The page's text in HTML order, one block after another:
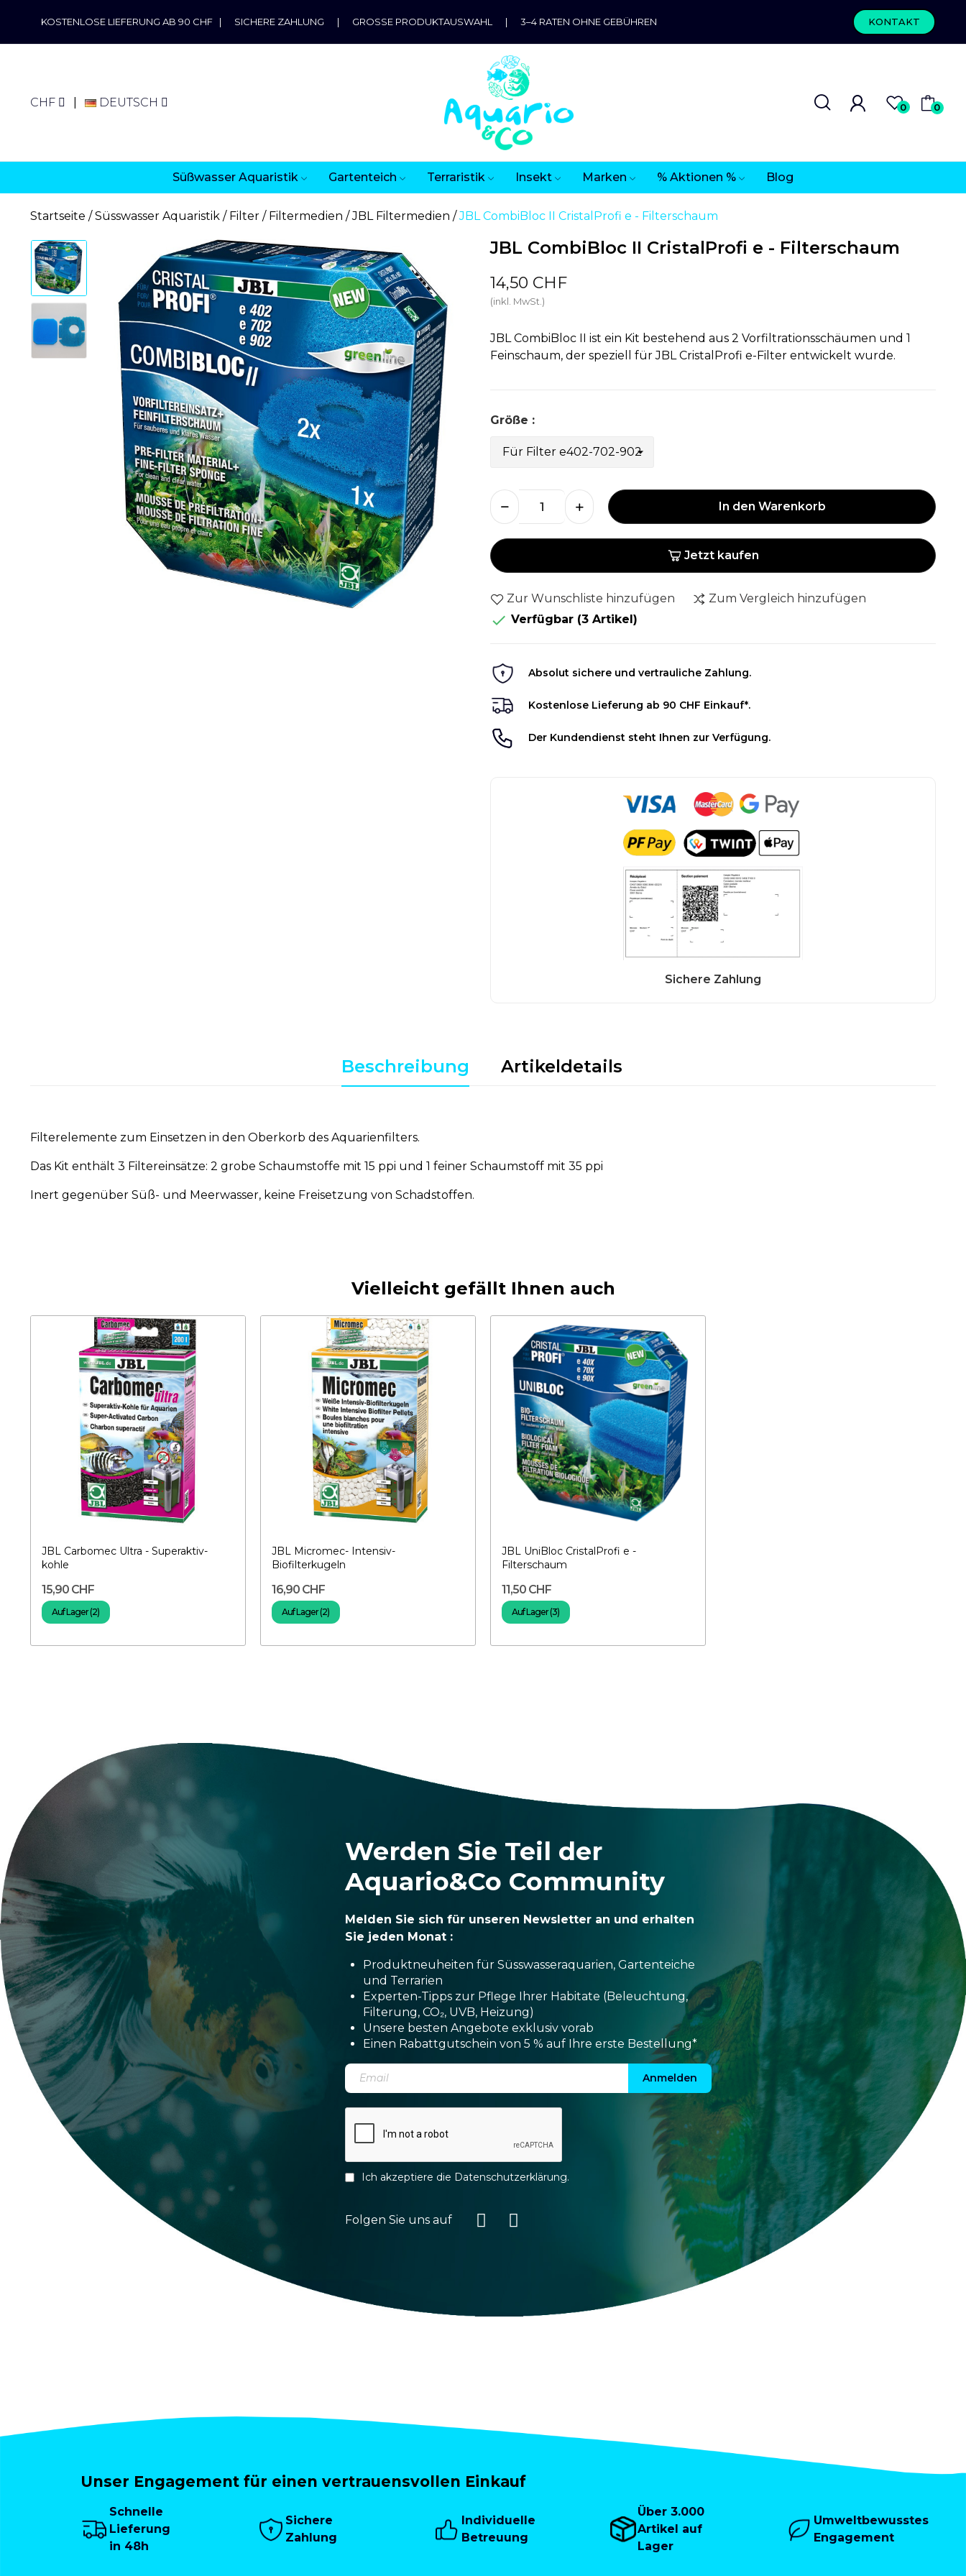
KOSTENLOSE LIEFERUNG AB 90 CHF | SICHERE ZAHLUNG | GROSSE PRODUKTAUSWAHL | 3–4 RATEN OHNE GEBÜHREN KONTAKT
CHF DEUTSCH 0 0
Süßwasser Aquaristik Gartenteich Terraristik Insekt Marken % Aktionen % Blog
Startseite Süsswasser Aquaristik Filter Filtermedien JBL Filtermedien JBL CombiBloc II CristalProfi e - Filterschaum
JBL CombiBloc II CristalProfi e - Filterschaum
14,50 CHF
(inkl. MwSt.)
JBL CombiBloc II ist ein Kit bestehend aus 2 Vorfiltrationsschäumen und 1
Feinschaum, der speziell für JBL CristalProfi e-Filter entwickelt wurde.
Größe :
In den Warenkorb
Jetzt kaufen
Zur Wunschliste hinzufügen Zum Vergleich hinzufügen
 Verfügbar (3 Artikel)
Absolut sichere und vertrauliche Zahlung.
Kostenlose Lieferung ab 90 CHF Einkauf*.
Der Kundendienst steht Ihnen zur Verfügung.
Beschreibung Artikeldetails
Filterelemente zum Einsetzen in den Oberkorb des Aquarienfilters.
Das Kit enthält 3 Filtereinsätze: 2 grobe Schaumstoffe mit 15 ppi und 1 feiner Schaumstoff mit 35 ppi
Inert gegenüber Süß- und Meerwasser, keine Freisetzung von Schadstoffen.
Vielleicht gefällt Ihnen auch
JBL Carbomec Ultra - Superaktiv-
kohle
15,90 CHF
Auf Lager (2)
JBL Micromec- Intensiv-
Biofilterkugeln
16,90 CHF
Auf Lager (2)
JBL UniBloc CristalProfi e -
Filterschaum
11,50 CHF
Auf Lager (3)
Werden Sie Teil der
Aquario&Co Community
Melden Sie sich für unseren Newsletter an und erhalten
Sie jeden Monat :
Produktneuheiten für Süsswasseraquarien, Gartenteiche
und Terrarien
Experten-Tipps zur Pflege Ihrer Habitate (Beleuchtung,
Filterung, CO₂, UVB, Heizung)
Unsere besten Angebote exklusiv vorab
Einen Rabattgutschein von 5 % auf Ihre erste Bestellung*
Anmelden
Ich akzeptiere die Datenschutzerklärung.
Folgen Sie uns auf
Unser Engagement für einen vertrauensvollen Einkauf
Schnelle
Lieferung
in 48h
Sichere
Zahlung
Individuelle
Betreuung
Über 3.000
Artikel auf
Lager
Umweltbewusstes
Engagement